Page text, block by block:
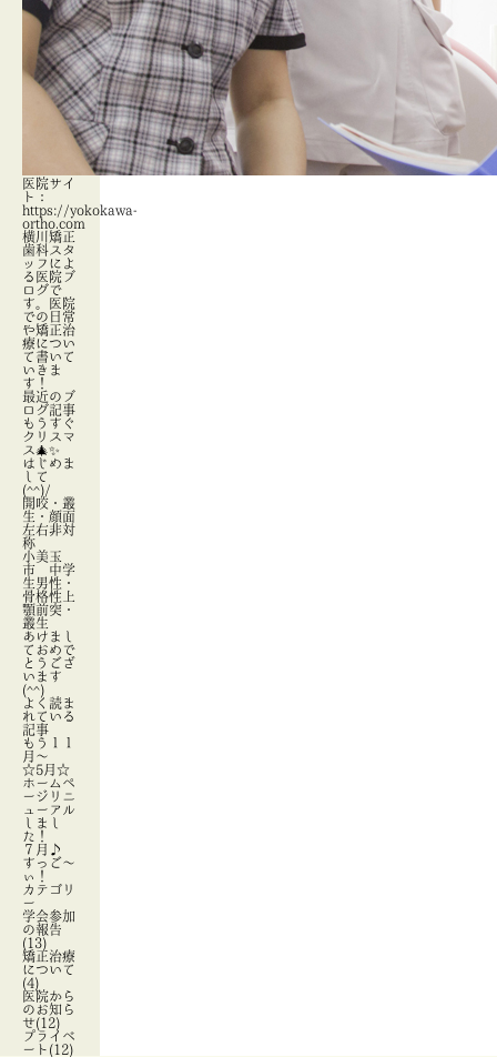
医院サイ
ト：
https://yokokawa-
ortho.com
横川矯正
歯科スタ
ッフによ
る医院ブ
ログで
す。医院
での日常
や矯正治
療につい
て書いて
いきま
す！
最近のブ
ログ記事
もうすぐ
クリスマ
ス🎄✨
はじめま
して
(^^)/
開咬・叢
生・顔面
左右非対
称
小美玉
市 中学
生男性・
骨格性上
顎前突・
叢生
あけまし
ておめで
とうござ
います
(^^)
よく読ま
れている
記事
もう１１
月～
☆5月☆
ホームペ
ージリニ
ューアル
しまし
た！
７月♪
すっご～
ぃ！
カテゴリ
ー
学会参加
の報告
(13)
矯正治療
について
(4)
医院から
のお知ら
せ(12)
プライベ
ート(12)